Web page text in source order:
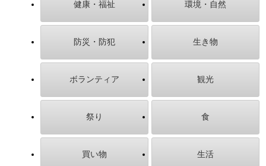
健康・福祉 環境・自然
防災・防犯 生き物
ボランティア 観光
祭り 食
買い物 生活